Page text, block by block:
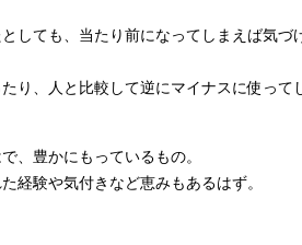
しても、当たり前になってしまえば気づ
り、人と比較して逆にマイナスに使って
、豊かにもっているもの。
経験や気付きなど恵みもあるはず。